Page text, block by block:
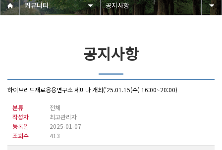
커뮤니티 공지사항
공지사항
하이브리드재료응용연구소 세미나 개최('25.01.15(수) 16:00~20:00)
분류
전체
작성자
최고관리자
등록일
2025-01-07
조회수
413